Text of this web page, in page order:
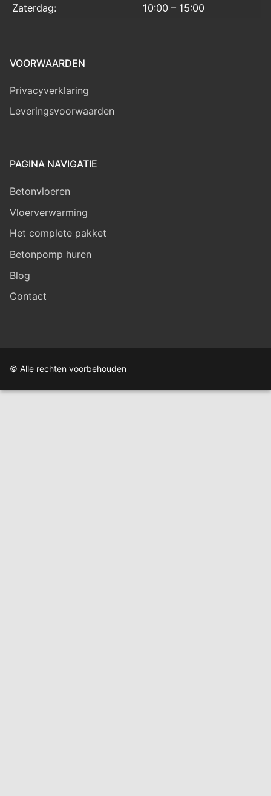
Zaterdag: 10:00 – 15:00
VOORWAARDEN
Privacyverklaring
Leveringsvoorwaarden
PAGINA NAVIGATIE
Betonvloeren
Vloerverwarming
Het complete pakket
Betonpomp huren
Blog
Contact
© Alle rechten voorbehouden